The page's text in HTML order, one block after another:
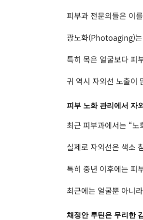
피부과 전문의들은 이
광노화(Photoaging)는
특히 목은 얼굴보다 피
귀 역시 자외선 노출이
피부 노화 관리에서 자
최근 피부과에서는 “
실제로 자외선은 색소
특히 중년 이후에는 피
최근에는 얼굴뿐 아니
채정안 루틴은 무리한